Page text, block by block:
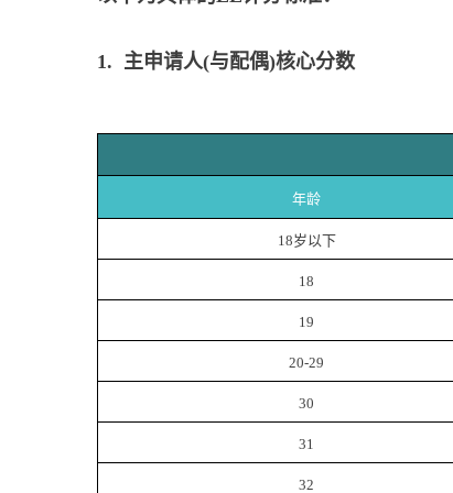
1. 主申请人(与配偶)核心分数
年龄
18岁以下
18
19
20-29
30
31
32